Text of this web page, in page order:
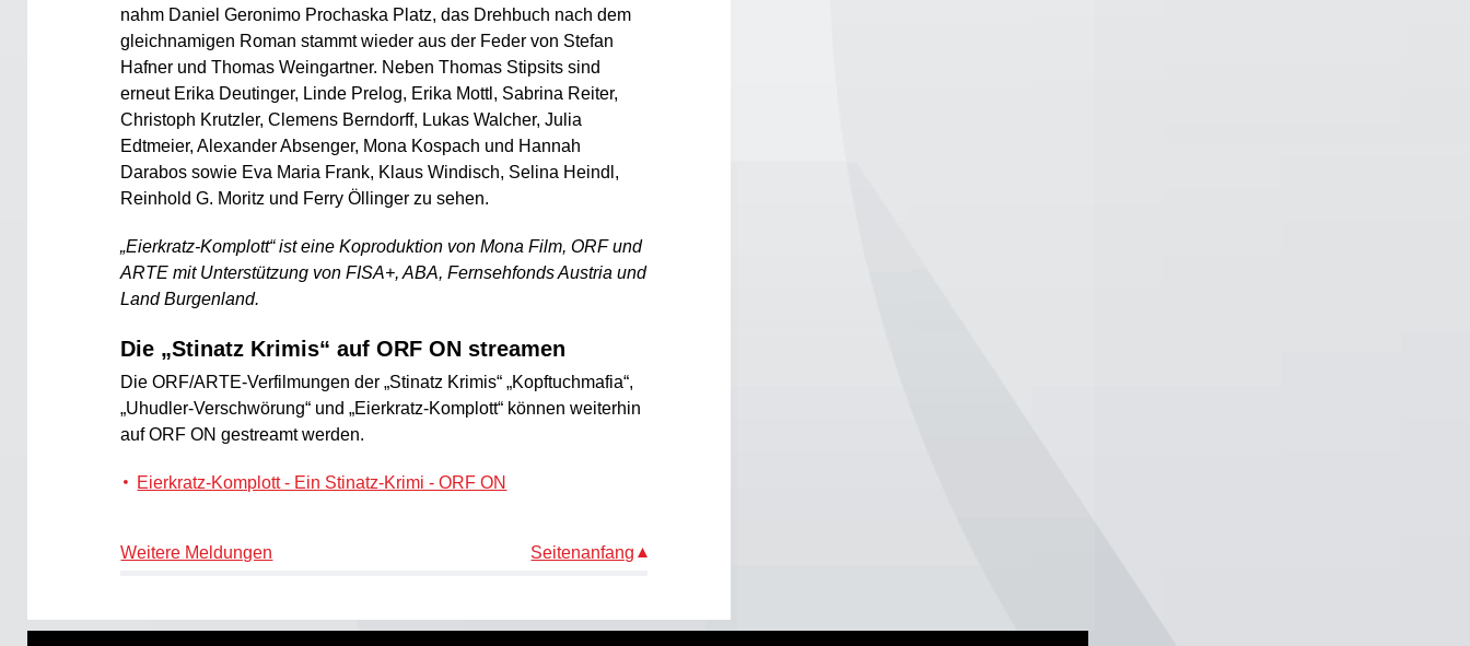
nahm Daniel Geronimo Prochaska Platz, das Drehbuch nach dem
gleichnamigen Roman stammt wieder aus der Feder von Stefan
Hafner und Thomas Weingartner. Neben Thomas Stipsits sind
erneut Erika Deutinger, Linde Prelog, Erika Mottl, Sabrina Reiter,
Christoph Krutzler, Clemens Berndorff, Lukas Walcher, Julia
Edtmeier, Alexander Absenger, Mona Kospach und Hannah
Darabos sowie Eva Maria Frank, Klaus Windisch, Selina Heindl,
Reinhold G. Moritz und Ferry Öllinger zu sehen.
„Eierkratz-Komplott“ ist eine Koproduktion von Mona Film, ORF und
ARTE mit Unterstützung von FISA+, ABA, Fernsehfonds Austria und
Land Burgenland.
Die „Stinatz Krimis“ auf ORF ON streamen
Die ORF/ARTE-Verfilmungen der „Stinatz Krimis“ „Kopftuchmafia“,
„Uhudler-Verschwörung“ und „Eierkratz-Komplott“ können weiterhin
auf ORF ON gestreamt werden.
Eierkratz-Komplott - Ein Stinatz-Krimi - ORF ON
Weitere Meldungen Seitenanfang